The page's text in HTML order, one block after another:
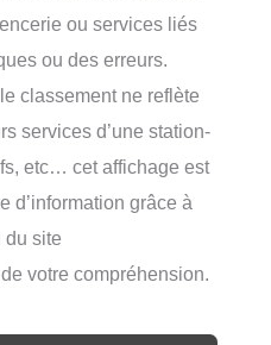
ou services liés
ou des erreurs.
classement ne reflète
services d’une station-
etc… cet affichage est
d’information grâce à
du site
votre compréhension.